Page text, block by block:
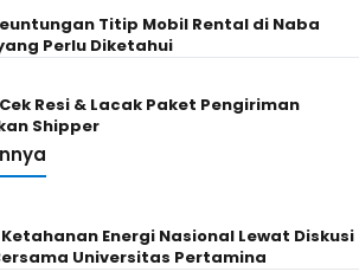
Titip Mobil Rental di Naba
Perlu Diketahui
Resi & Lacak Paket Pengiriman
Shipper
Energi Nasional Lewat Diskusi
Universitas Pertamina